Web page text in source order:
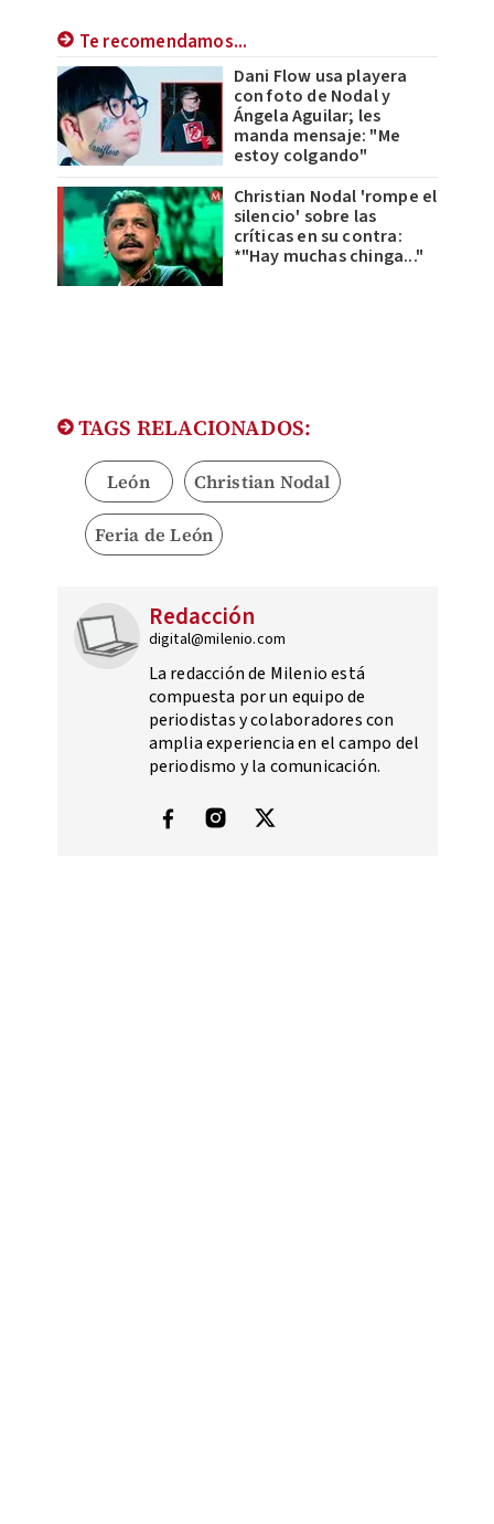
Te recomendamos...
Dani Flow usa playera
con foto de Nodal y
Ángela Aguilar; les
manda mensaje: "Me
estoy colgando"
Christian Nodal 'rompe el
silencio' sobre las
críticas en su contra:
*"Hay muchas chinga..."
TAGS RELACIONADOS:
León Christian Nodal
Feria de León
Redacción
digital@milenio.com
La redacción de Milenio está
compuesta por un equipo de
periodistas y colaboradores con
amplia experiencia en el campo del
periodismo y la comunicación.